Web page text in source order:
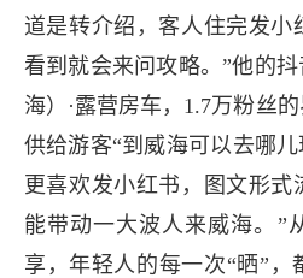
道是转介绍，客人住完发小
看到就会来问攻略。”他的
海）·露营房车，1.7万粉丝
供给游客“到威海可以去哪儿
更喜欢发小红书，图文形
能带动一大波人来威海。”
享，年轻人的每一次“晒”，